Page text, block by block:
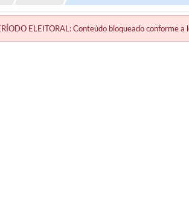
ELEITORAL: Conteúdo bloqueado conforme